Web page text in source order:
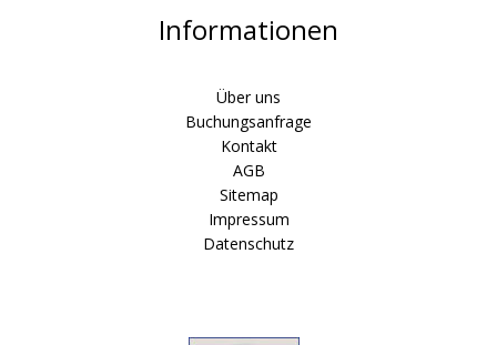
Informationen
Über uns
Buchungsanfrage
Kontakt
AGB
Sitemap
Impressum
Datenschutz